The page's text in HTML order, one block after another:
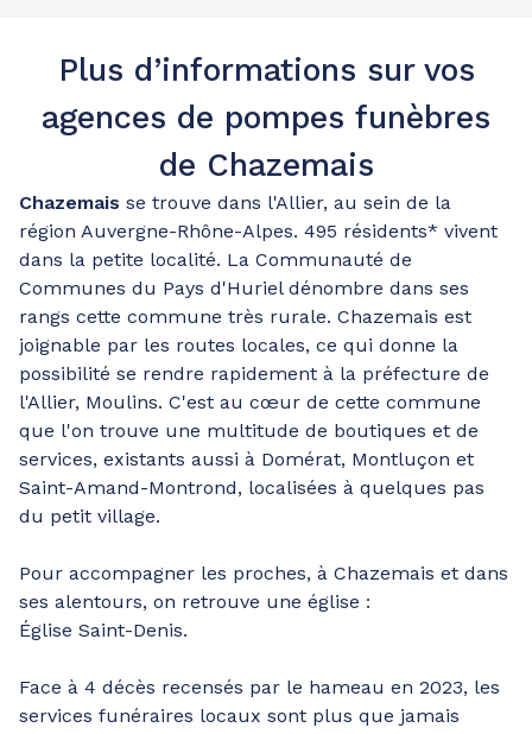
Plus d’informations sur vos
agences de pompes funèbres
de Chazemais
Chazemais se trouve dans l'Allier, au sein de la
région Auvergne-Rhône-Alpes. 495 résidents* vivent
dans la petite localité. La Communauté de
Communes du Pays d'Huriel dénombre dans ses
rangs cette commune très rurale. Chazemais est
joignable par les routes locales, ce qui donne la
possibilité se rendre rapidement à la préfecture de
l'Allier, Moulins. C'est au cœur de cette commune
que l'on trouve une multitude de boutiques et de
services, existants aussi à Domérat, Montluçon et
Saint-Amand-Montrond, localisées à quelques pas
du petit village.
Pour accompagner les proches, à Chazemais et dans
ses alentours, on retrouve une église :
Église Saint-Denis.
Face à 4 décès recensés par le hameau en 2023, les
services funéraires locaux sont plus que jamais